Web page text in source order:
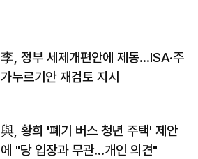
李, 정부 세제개편안에 제동…ISA·주
가누르기안 재검토 지시
與, 황희 '폐기 버스 청년 주택' 제안
에 "당 입장과 무관…개인 의견"